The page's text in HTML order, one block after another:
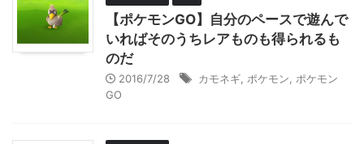
【ポケモンGO】自分のペースで遊んで
いればそのうちレアものも得られるも
のだ
2016/7/28 カモネギ ポケモン
ポケモン
GO